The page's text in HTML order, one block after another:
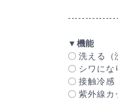
▼機能
〇 洗える（
〇 シワにな
〇 接触冷感
〇 紫外線カ